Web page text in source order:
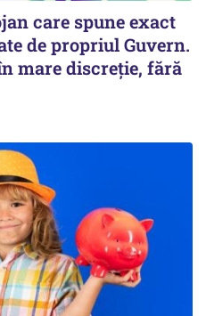
care spune exact
de propriul Guvern.
mare discreție, fără